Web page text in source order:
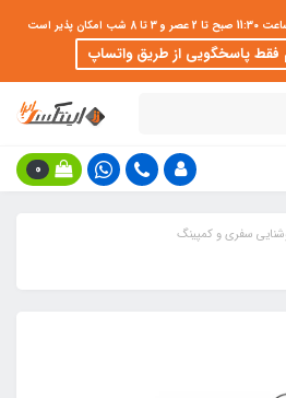
است
فقط پاسخگویی از طریق واتساپ
0
سفری و کمپینگ